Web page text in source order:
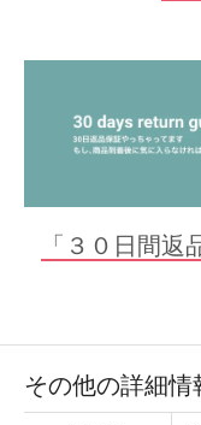
「３０日間返
その他の詳細情